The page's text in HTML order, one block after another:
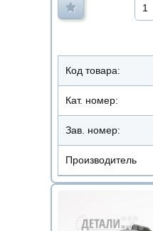
1
Код товара:
Кат. номер:
Зав. номер:
Производитель